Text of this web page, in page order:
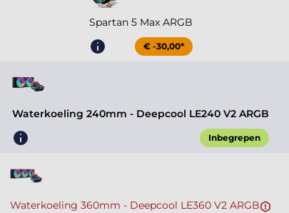
Spartan 5 Max ARGB
€ -30,00*
Waterkoeling 240mm - Deepcool LE240 V2 ARGB
Inbegrepen
Waterkoeling 360mm - Deepcool LE360 V2 ARGB